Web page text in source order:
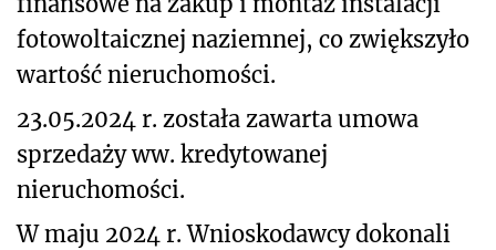
fotowoltaicznej naziemnej, co zwiększyło
wartość nieruchomości.
23.05.2024 r. została zawarta umowa
sprzedaży ww. kredytowanej
nieruchomości.
W maju 2024 r. Wnioskodawcy dokonali